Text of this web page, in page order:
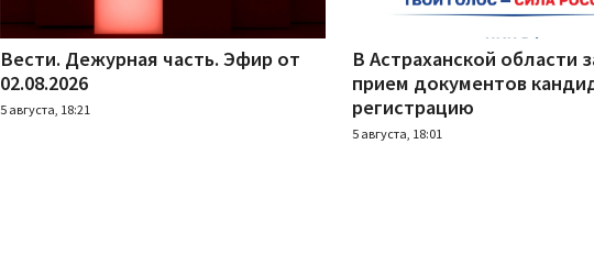
Вести. Дежурная часть. Эфир от
02.08.2026
5 августа, 18:21
В Астраханской области
прием документов
регистрацию
5 августа, 18:01